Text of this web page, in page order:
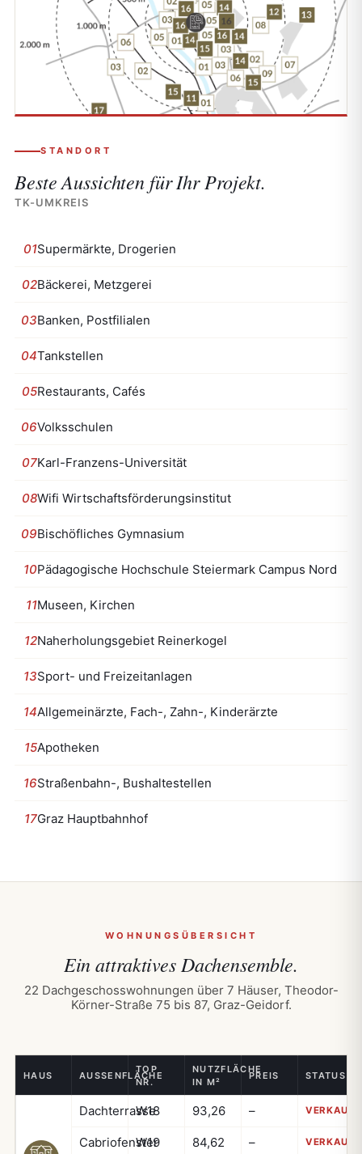
STANDORT
Beste Aussichten fürIhr Projekt.
TK-UMKREIS
01Supermärkte, Drogerien
02Bäckerei, Metzgerei
03Banken, Postfilialen
04Tankstellen
05Restaurants, Cafés
06Volksschulen
07Karl-Franzens-Universität
08Wifi Wirtschaftsförderungsinstitut
09Bischöfliches Gymnasium
10Pädagogische Hochschule Steiermark Campus Nord
11Museen, Kirchen
12Naherholungsgebiet Reinerkogel
13Sport- und Freizeitanlagen
14Allgemeinärzte, Fach-, Zahn-, Kinderärzte
15Apotheken
16Straßenbahn-, Bushaltestellen
17Graz Hauptbahnhof
WOHNUNGSÜBERSICHT
Ein attraktives Dachensemble.
22 Dachgeschosswohnungen über 7 Häuser, Theodor-
Körner-Straße 75 bis 87, Graz-Geidorf.
HAUS AUSSENFLÄCHE
TOP
NR.
NUTZFLÄCHE
IN M²
PREIS STATUS
Dachterrasse
W18 93,26 – VERKAUFT
Cabriofenster
W19 84,62 – VERKAUFT